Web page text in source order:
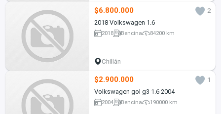
$6.800.000
2
2018 Volkswagen 1.6
2018 Bencina 84200 km
Chillán
$2.900.000
1
Volkswagen gol g3 1.6 2004
2004 Bencina 190000 km